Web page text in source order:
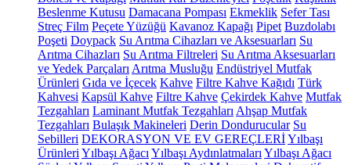
Beslenme Kutusu Damacana Pompası Ekmeklik Sefer Tası
Streç Film Peçete Yüzüğü Kavanoz Kapağı Pipet Buzdolabı
Poşeti Doypack Su Arıtma Cihazları ve Aksesuarları Su
Arıtma Cihazları Su Arıtma Filtreleri Su Arıtma Aksesuarları
ve Yedek Parçaları Arıtma Musluğu Endüstriyel Mutfak
Ürünleri Gıda ve İçecek Kahve Filtre Kahve Kağıdı Türk
Kahvesi Kapsül Kahve Filtre Kahve Çekirdek Kahve Mutfak
Tezgahları Laminant Mutfak Tezgahları Ahşap Mutfak
Tezgahları Bulaşık Makineleri Derin Dondurucular Su
Sebilleri DEKORASYON VE EV GEREÇLERİYılbaşı
Ürünleri Yılbaşı Ağacı Yılbaşı Aydınlatmaları Yılbaşı Ağacı